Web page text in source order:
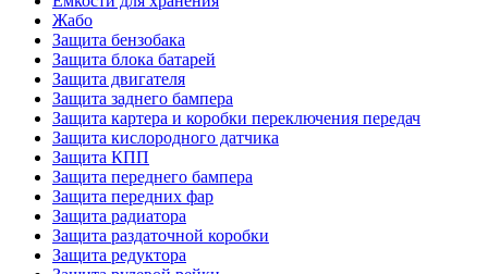
Жабо
Защита бензобака
Защита блока батарей
Защита двигателя
Защита заднего бампера
Защита картера и коробки переключения передач
Защита кислородного датчика
Защита КПП
Защита переднего бампера
Защита передних фар
Защита радиатора
Защита раздаточной коробки
Защита редуктора